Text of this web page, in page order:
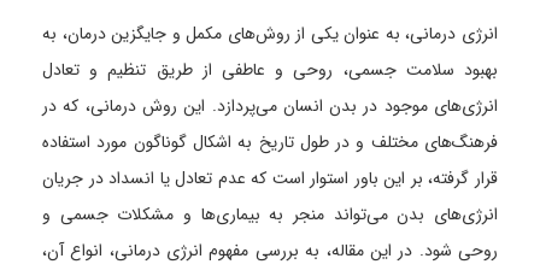
انرژی درمانی، به عنوان یکی از روش‌های مکمل و جایگزین درمان، به
بهبود سلامت جسمی، روحی و عاطفی از طریق تنظیم و تعادل
انرژی‌های موجود در بدن انسان می‌پردازد. این روش درمانی، که در
فرهنگ‌های مختلف و در طول تاریخ به اشکال گوناگون مورد استفاده
قرار گرفته، بر این باور استوار است که عدم تعادل یا انسداد در جریان
انرژی‌های بدن می‌تواند منجر به بیماری‌ها و مشکلات جسمی و
روحی شود. در این مقاله، به بررسی مفهوم انرژی درمانی، انواع آن،